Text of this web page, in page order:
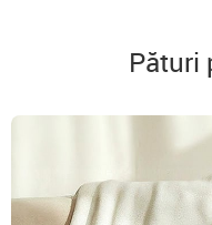
Pături